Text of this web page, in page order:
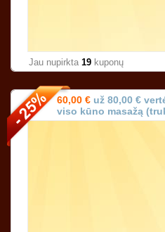
Jau nupirkta 19 kuponų
60,00 € už 80,00 €
viso kūno masažą
Karoliniškėse Vilniuje!